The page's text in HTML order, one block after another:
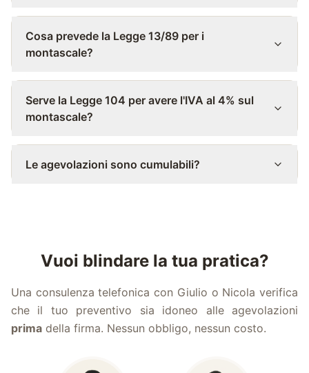
Cosa prevede la Legge 13/89 per i
montascale?
Serve la Legge 104 per avere l'IVA al 4% sul
montascale?
Le agevolazioni sono cumulabili?
Vuoi blindare la tua pratica?
Una consulenza telefonica con Giulio o Nicola verifica
che il tuo preventivo sia idoneo alle agevolazioni
prima della firma. Nessun obbligo, nessun costo.